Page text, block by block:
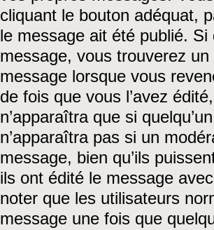
cliquant le bouton adéquat,
le message ait été publié. Si
message, vous trouverez
message lorsque vous
de fois que vous l’avez
n’apparaîtra que si
n’apparaîtra pas si un
message, bien qu’ils
ils ont édité le message
noter que les utilisateurs
message une fois que